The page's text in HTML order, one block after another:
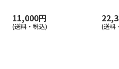
11,000円
(送料・税込) (送料